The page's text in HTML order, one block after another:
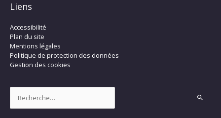
Liens
Accessibilité
Plan du site
Mentions légales
Politique de protection des données
Gestion des cookies